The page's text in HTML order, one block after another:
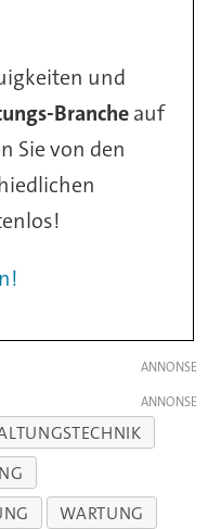
und
Brancheauf
Sie von den
WARTUNG